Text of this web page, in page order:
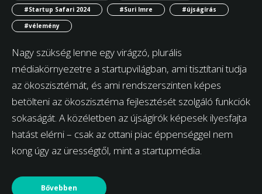
#Startup Safari 2024
#Suri Imre
#újságírás
#vélemény
Nagy szükség lenne egy virágzó, plurális
médiakörnyezetre a startupvilágban, ami tisztítani tudja
az ökoszisztémát, és ami rendszerszinten képes
betölteni az ökoszisztéma fejlesztését szolgáló funkciók
sokaságát. A közéletben az újságírók képesek ilyesfajta
hatást elérni – csak az ottani piac éppenséggel nem
kong úgy az ürességtől, mint a startupmédia.
Bővebben